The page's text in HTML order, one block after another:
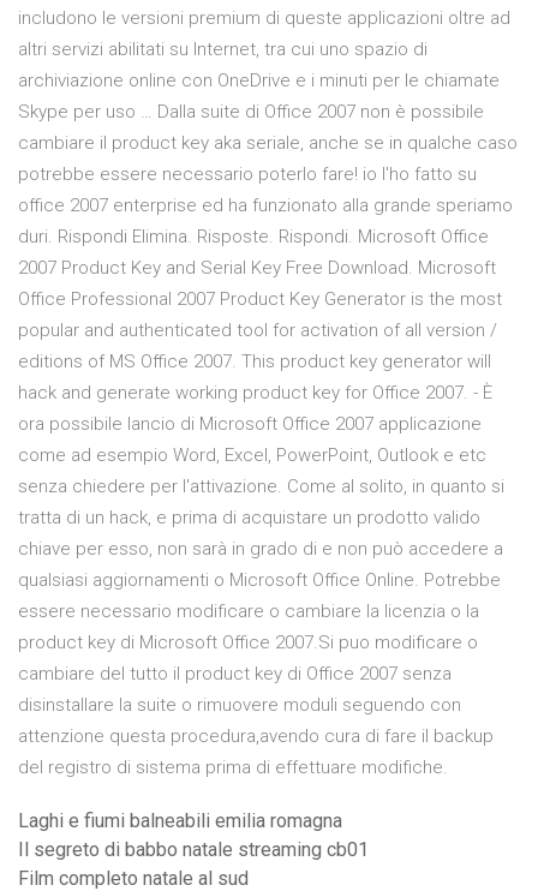
includono le versioni premium di queste applicazioni oltre ad
altri servizi abilitati su Internet, tra cui uno spazio di
archiviazione online con OneDrive e i minuti per le chiamate
Skype per uso … Dalla suite di Office 2007 non è possibile
cambiare il product key aka seriale, anche se in qualche caso
potrebbe essere necessario poterlo fare! io l'ho fatto su
office 2007 enterprise ed ha funzionato alla grande speriamo
duri. Rispondi Elimina. Risposte. Rispondi. Microsoft Office
2007 Product Key and Serial Key Free Download. Microsoft
Office Professional 2007 Product Key Generator is the most
popular and authenticated tool for activation of all version /
editions of MS Office 2007. This product key generator will
hack and generate working product key for Office 2007. - È
ora possibile lancio di Microsoft Office 2007 applicazione
come ad esempio Word, Excel, PowerPoint, Outlook e etc
senza chiedere per l'attivazione. Come al solito, in quanto si
tratta di un hack, e prima di acquistare un prodotto valido
chiave per esso, non sarà in grado di e non può accedere a
qualsiasi aggiornamenti o Microsoft Office Online. Potrebbe
essere necessario modificare o cambiare la licenzia o la
product key di Microsoft Office 2007.Si puo modificare o
cambiare del tutto il product key di Office 2007 senza
disinstallare la suite o rimuovere moduli seguendo con
attenzione questa procedura,avendo cura di fare il backup
del registro di sistema prima di effettuare modifiche.
Laghi e fiumi balneabili emilia romagna
Il segreto di babbo natale streaming cb01
Film completo natale al sud